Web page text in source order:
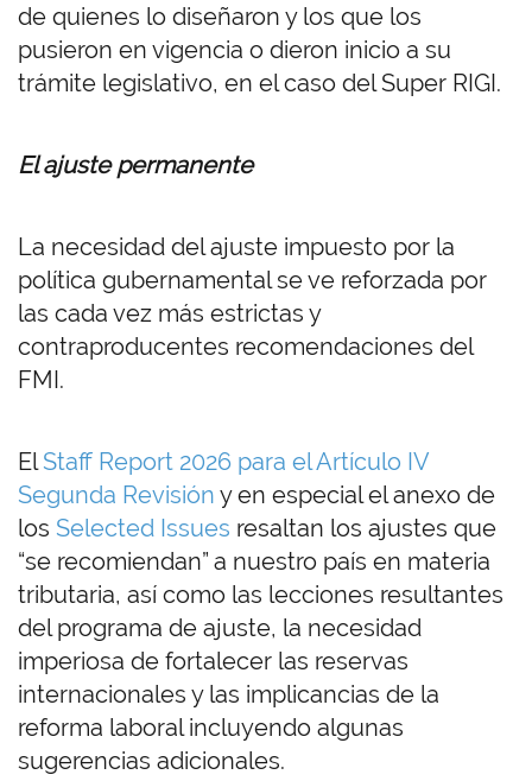
de quienes lo diseñaron y los que los
pusieron en vigencia o dieron inicio a su
trámite legislativo, en el caso del Super RIGI.
El ajuste permanente
La necesidad del ajuste impuesto por la
política gubernamental se ve reforzada por
las cada vez más estrictas y
contraproducentes recomendaciones del
FMI.
ElStaff Report 2026 para el Artículo IV
Segunda Revisión y en especial el anexo de
los Selected Issues resaltan los ajustes que
“se recomiendan” a nuestro país en materia
tributaria, así como las lecciones resultantes
del programa de ajuste, la necesidad
imperiosa de fortalecer las reservas
internacionales y las implicancias de la
reforma laboral incluyendo algunas
sugerencias adicionales.